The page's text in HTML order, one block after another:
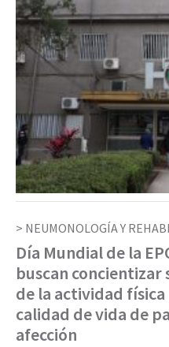
NEUMONOLOGÍA Y
Día Mundial de la
buscan
de la actividad
calidad de vida de
afección